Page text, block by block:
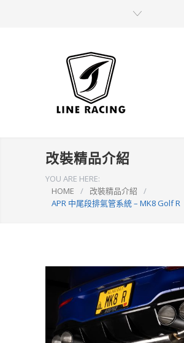
改裝精品介紹
YOU ARE HERE:
HOME
/ 改裝精品介紹
/
APR 中尾段排氣管系統 – MK8 Golf R